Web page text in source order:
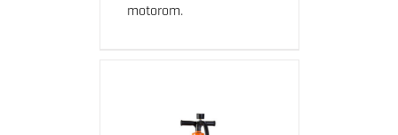
motorom.